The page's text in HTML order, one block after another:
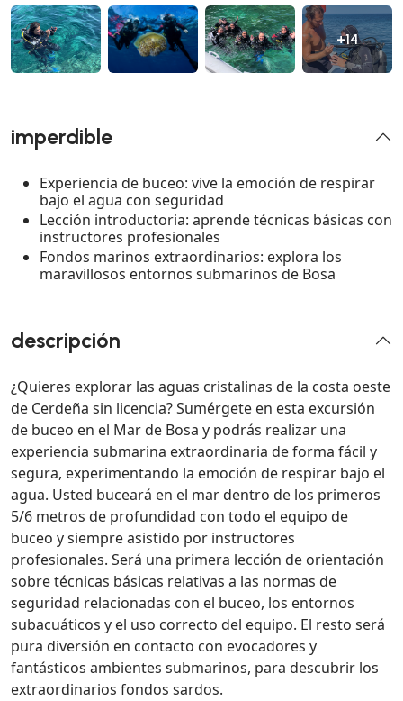
+14
imperdible
Experiencia de buceo: vive la emoción de respirar
bajo el agua con seguridad
Lección introductoria: aprende técnicas básicas con
instructores profesionales
Fondos marinos extraordinarios: explora los
maravillosos entornos submarinos de Bosa
descripción
¿Quieres explorar las aguas cristalinas de la costa oeste
de Cerdeña sin licencia? Sumérgete en esta excursión
de buceo en el Mar de Bosa y podrás realizar una
experiencia submarina extraordinaria de forma fácil y
segura, experimentando la emoción de respirar bajo el
agua. Usted buceará en el mar dentro de los primeros
5/6 metros de profundidad con todo el equipo de
buceo y siempre asistido por instructores
profesionales. Será una primera lección de orientación
sobre técnicas básicas relativas a las normas de
seguridad relacionadas con el buceo, los entornos
subacuáticos y el uso correcto del equipo. El resto será
pura diversión en contacto con evocadores y
fantásticos ambientes submarinos, para descubrir los
extraordinarios fondos sardos.